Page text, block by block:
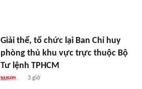
Giải thể, tổ chức lại Ban Chỉ huy
phòng thủ khu vực trực thuộc Bộ
Tư lệnh TPHCM
3 giờ